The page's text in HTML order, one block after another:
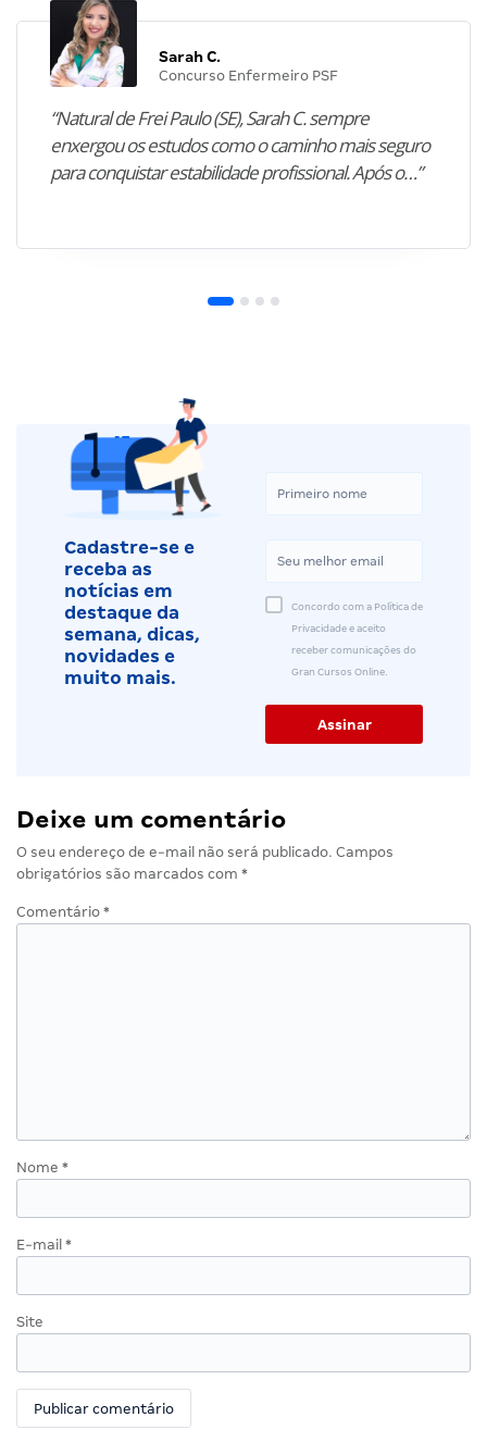
Sarah C.
Concurso Enfermeiro PSF
“Natural de Frei Paulo (SE), Sarah C. sempre
enxergou os estudos como o caminho mais seguro
para conquistar estabilidade profissional. Após o…”
Cadastre-se e
receba as
notícias em
destaque da
semana, dicas,
novidades e
muito mais.
Concordo com a Política de
Privacidade e aceito
receber comunicações do
Gran Cursos Online.
Deixe um comentário
O seu endereço de e-mail não será publicado. Campos
obrigatórios são marcados com *
Comentário *
Nome *
E-mail *
Site